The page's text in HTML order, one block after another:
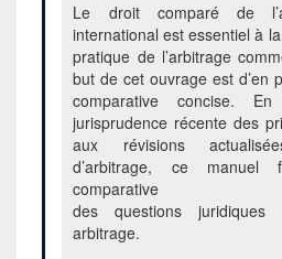
Le droit comparé de
international est essentiel à
pratique de l’arbitrage
but de cet ouvrage est d’en
comparative concise.
jurisprudence récente des
aux révisions
d’arbitrage, ce manuel
comparative
des questions juridiques
arbitrage.